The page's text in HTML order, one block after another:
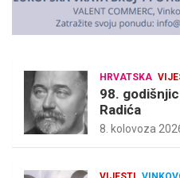
HRVATSKA
98.
Radića
8. kolovoza